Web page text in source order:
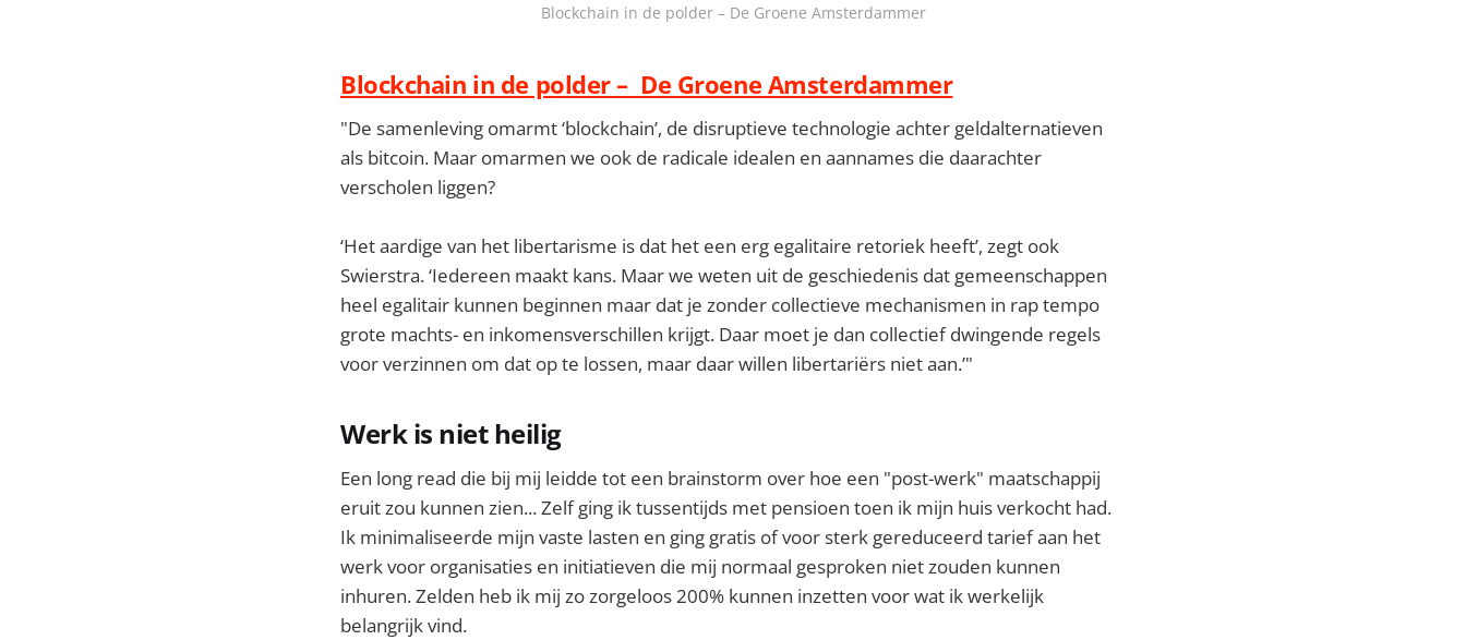
Blockchain in de polder – De Groene Amsterdammer
Blockchain in de polder – De Groene Amsterdammer
"De samenleving omarmt ‘blockchain’, de disruptieve technologie achter geldalternatieven
als bitcoin. Maar omarmen we ook de radicale idealen en aannames die daarachter
verscholen liggen?
‘Het aardige van het libertarisme is dat het een erg egalitaire retoriek heeft’, zegt ook
Swierstra. ‘Iedereen maakt kans. Maar we weten uit de geschiedenis dat gemeenschappen
heel egalitair kunnen beginnen maar dat je zonder collectieve mechanismen in rap tempo
grote machts- en inkomensverschillen krijgt. Daar moet je dan collectief dwingende regels
voor verzinnen om dat op te lossen, maar daar willen libertariërs niet aan.’"
Werk is niet heilig
Een long read die bij mij leidde tot een brainstorm over hoe een "post-werk" maatschappij
eruit zou kunnen zien... Zelf ging ik tussentijds met pensioen toen ik mijn huis verkocht had.
Ik minimaliseerde mijn vaste lasten en ging gratis of voor sterk gereduceerd tarief aan het
werk voor organisaties en initiatieven die mij normaal gesproken niet zouden kunnen
inhuren. Zelden heb ik mij zo zorgeloos 200% kunnen inzetten voor wat ik werkelijk
belangrijk vind.